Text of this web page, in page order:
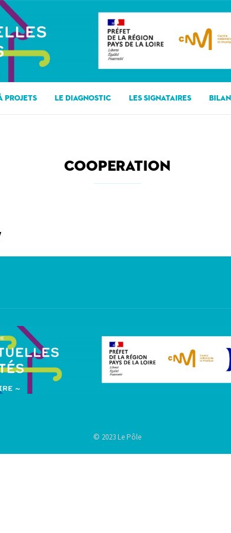
PROJETS LE DIAGNOSTIC LES SIGNATAIRES BILAN
COOPERATION
© 2023 Le Pôle